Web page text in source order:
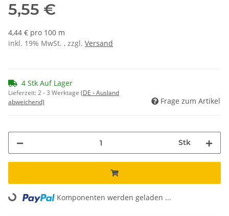
5,55 €
4,44 € pro 100 m
inkl. 19% MwSt. , zzgl. Versand
4 Stk Auf Lager
Lieferzeit:2 - 3 Werktage (DE - Ausland
abweichend)
Frage zum Artikel
Stk
Loading... Komponenten werden geladen ...